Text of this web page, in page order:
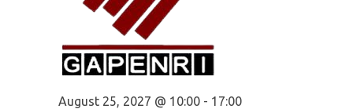
August 25, 2027 @ 10:00- 17:00